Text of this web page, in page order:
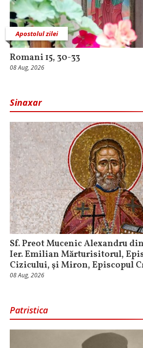
Apostolul zilei
Romani 15, 30-33
08 Aug, 2026
Sinaxar
Sf. Preot Mucenic Alexandru
Ier. Emilian Mărturisitorul,
Cizicului, şi Miron, Episcopul
08 Aug, 2026
Patristica